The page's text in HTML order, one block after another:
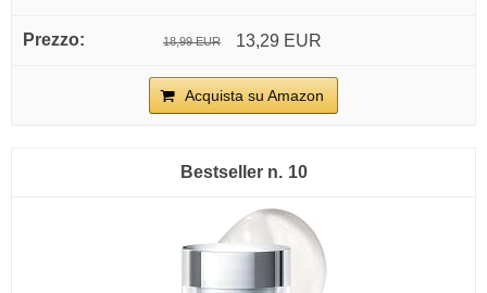
18,99 EUR 13,29 EUR
Acquista su Amazon
10